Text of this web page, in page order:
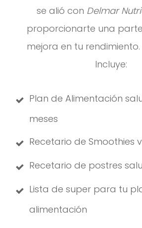
se alió con Delmar
proporcionarte una
mejora en tu rendimiento.
Incluye:
Plan de Alimentación
meses
Recetario de Smoothies
Recetario de postres
Lista de super para tu
alimentación